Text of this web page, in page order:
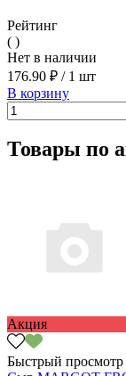
Рейтинг
( )
Нет в наличии
176.90 ₽ /1 шт
В корзину
Товары по
Акция
Быстрый просмотр